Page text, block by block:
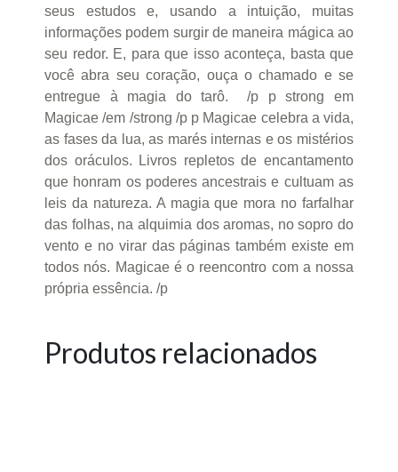
seus estudos e, usando a intuição, muitas
informações podem surgir de maneira mágica ao
seu redor. E, para que isso aconteça, basta que
você abra seu coração, ouça o chamado e se
entregue à magia do tarô. /p p strong em
Magicae /em /strong /p p Magicae celebra a vida,
as fases da lua, as marés internas e os mistérios
dos oráculos. Livros repletos de encantamento
que honram os poderes ancestrais e cultuam as
leis da natureza. A magia que mora no farfalhar
das folhas, na alquimia dos aromas, no sopro do
vento e no virar das páginas também existe em
todos nós. Magicae é o reencontro com a nossa
própria essência. /p
Produtos relacionados